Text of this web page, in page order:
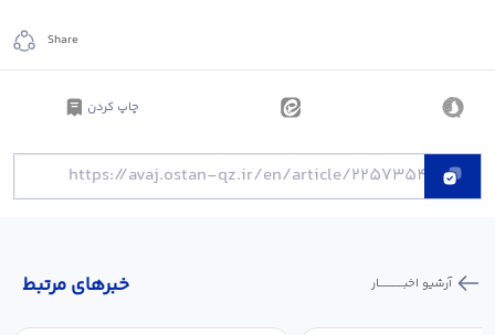
Share
چاپ کردن
خبر‌های مرتبط آرشیو اخبـــــــــــار